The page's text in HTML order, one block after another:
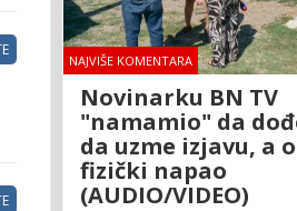
NAJVIŠE KOMENTARA
Novinarku BN TV
"namamio" da
da uzme izjavu, a
fizički napao
(AUDIO/VIDEO)